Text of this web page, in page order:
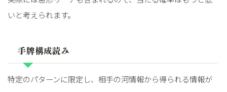
いと考えられます。
手牌構成読み
特定のパターンに限定し、相手の河情報から得られる情報が